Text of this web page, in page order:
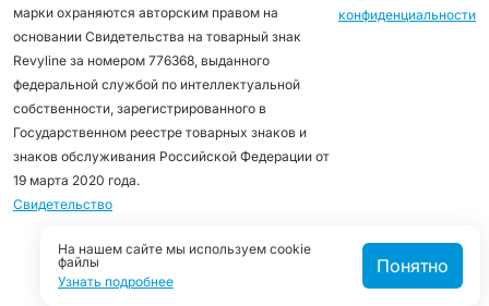
марки охраняются авторским правом на
основании Свидетельства на товарный знак
Revyline за номером 776368, выданного
федеральной службой по интеллектуальной
собственности, зарегистрированного в
Государственном реестре товарных знаков и
знаков обслуживания Российской Федерации от
19 марта 2020 года.
Свидетельство
конфиденциальности
На нашем сайте мы используем cookie
файлы
Узнать подробнее
Понятно